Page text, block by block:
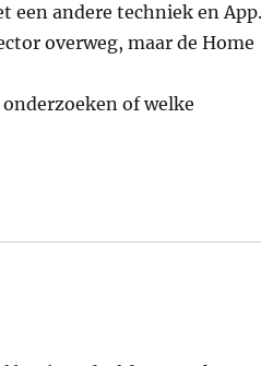
een andere techniek en
overweg, maar de Home
of welke